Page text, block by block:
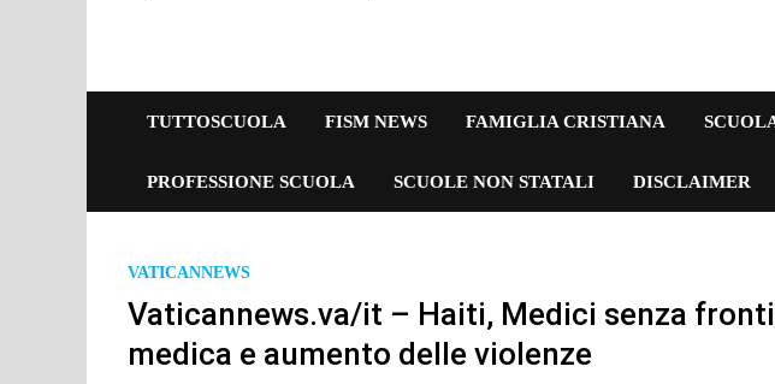
TUTTOSCUOLA FISM NEWS FAMIGLIA CRISTIANA
PROFESSIONE SCUOLA SCUOLE NON STATALI DISCLAIMER
VATICANNEWS
Vaticannews.va/it – Haiti, Medici senza
medica e aumento delle violenze